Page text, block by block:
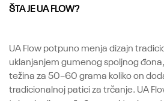
ŠTA JE UA FLOW?
UA Flow potpuno menja dizajn
uklanjanjem gumenog spoljnog
težina za 50–60 grama koliko on
tradicionalnoj patici za trčanje. UA